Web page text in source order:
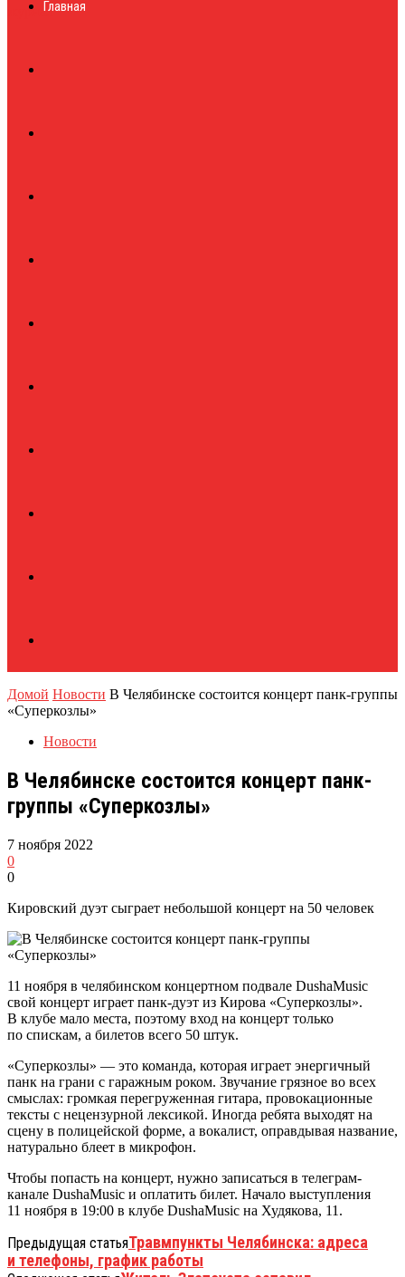
журналГлавная
Домой Новости В Челябинске состоится концерт панк-группы
«Суперкозлы»
Новости
В Челябинске состоится концерт панк-
группы «Суперкозлы»
7 ноября 2022
0
0
Кировский дуэт сыграет небольшой концерт на 50 человек
11 ноября в челябинском концертном подвале DushaMusic
свой концерт играет панк-дуэт из Кирова «Суперкозлы».
В клубе мало места, поэтому вход на концерт только
по спискам, а билетов всего 50 штук.
«Суперкозлы» — это команда, которая играет энергичный
панк на грани с гаражным роком. Звучание грязное во всех
смыслах: громкая перегруженная гитара, провокационные
тексты с нецензурной лексикой. Иногда ребята выходят на
сцену в полицейской форме, а вокалист, оправдывая название,
натурально блеет в микрофон.
Чтобы попасть на концерт, нужно записаться в телеграм-
канале DushaMusic и оплатить билет. Начало выступления
11 ноября в 19:00 в клубе DushaMusic на Худякова, 11.
Предыдущая статьяТравмпункты Челябинска: адреса
и телефоны, график работы